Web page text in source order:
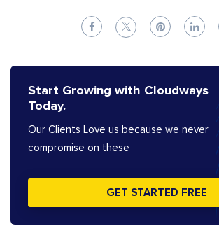
Start Growing with Cloudways
Today.
Our Clients Love us because we never
compromise on these
GET STARTED FREE